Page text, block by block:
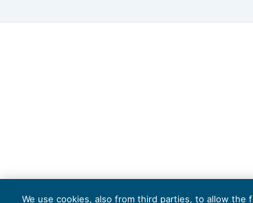
We use cookies, also from third parties, to allow